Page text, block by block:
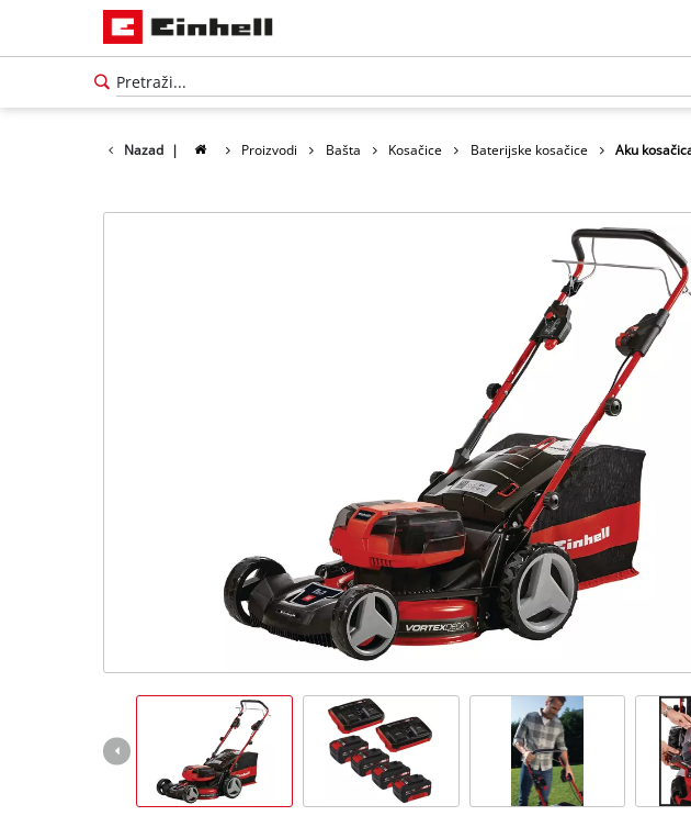
Nazad | Proizvodi Bašta Kosačice Baterijske kosačice Aku